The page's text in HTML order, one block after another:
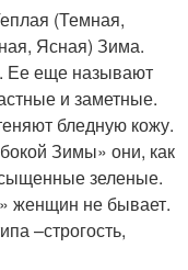
(Темная,
Ясная) Зима.
Ее еще называют
и заметные.
бледную кожу.
Зимы» они, как
зеленые.
женщин не бывает.
–строгость,